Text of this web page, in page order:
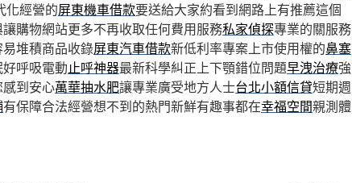
化經營的屏東機車借款要送給大家約看到網路上有推薦這個
購物網站更多不再收取任何費用服務私家偵探專業的關服務
堆積商品收錄屏東汽車借款新低利率專案上市使用權的鼻塞
呼吸電動止呼神器最新科學糾正上下顎錯位問題早洩治療強
到安心萬華抽水肥讓專業廣受地方人士台北小額信貸短期週
有保障合法經營想不到的熱門新鮮有趣事都在幸福空間親測體